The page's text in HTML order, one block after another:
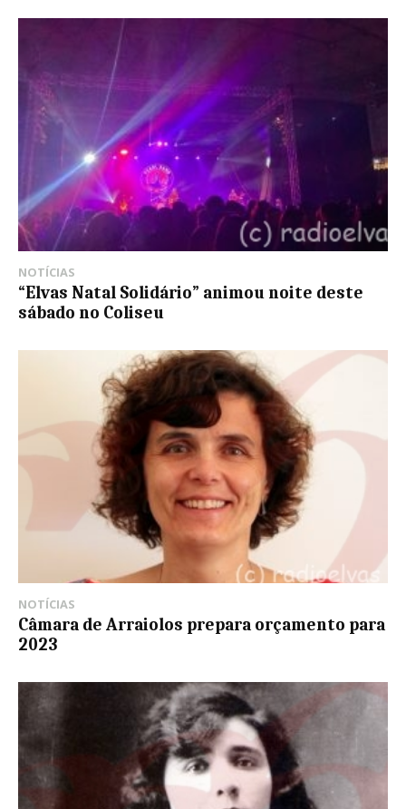
NOTÍCIAS
“Elvas Natal Solidário” animou noite deste
sábado no Coliseu
NOTÍCIAS
Câmara de Arraiolos prepara orçamento para
2023